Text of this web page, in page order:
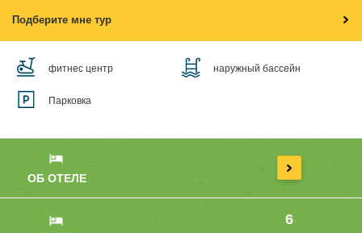
Подберите мне тур
фитнес центр наружный бассейн
Парковка
ОБ ОТЕЛЕ
6